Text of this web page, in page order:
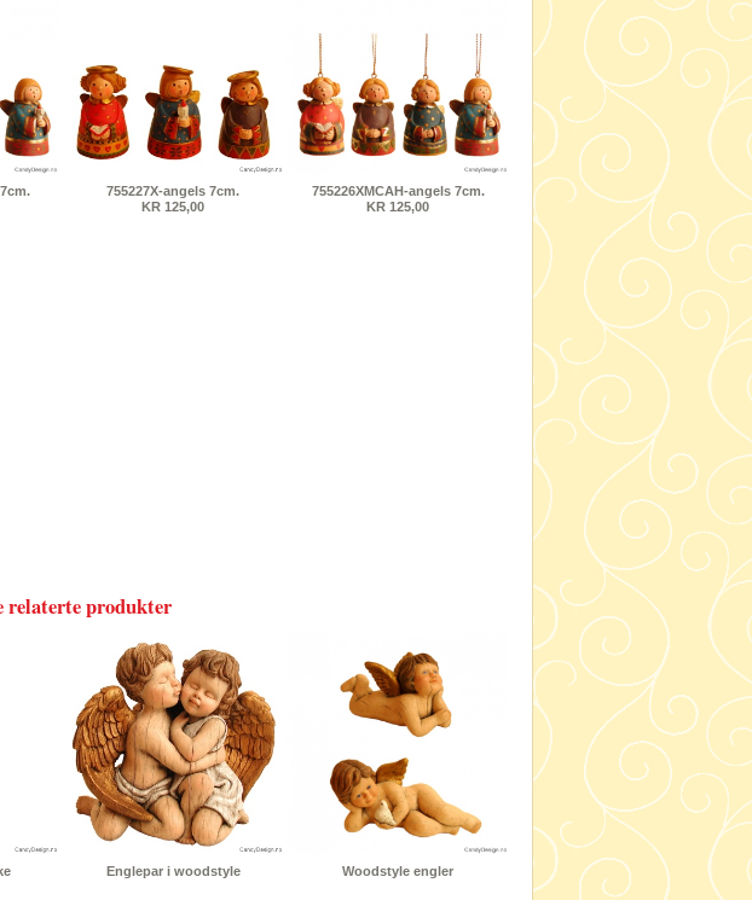
755227X-angels 7cm.
KR 125,00
755226XMCAH-angels 7cm.
KR 125,00
relaterte produkter
Englepar i woodstyle Woodstyle engler